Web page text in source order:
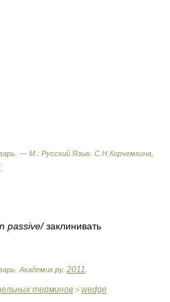
— М.: Русский Язык. С.Н.Корчемкина,
passive/заклинивать
Академик.ру. 2011
терминов > wedge